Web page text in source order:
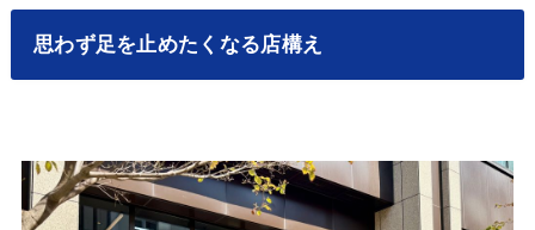
思わず足を止めたくなる店構え